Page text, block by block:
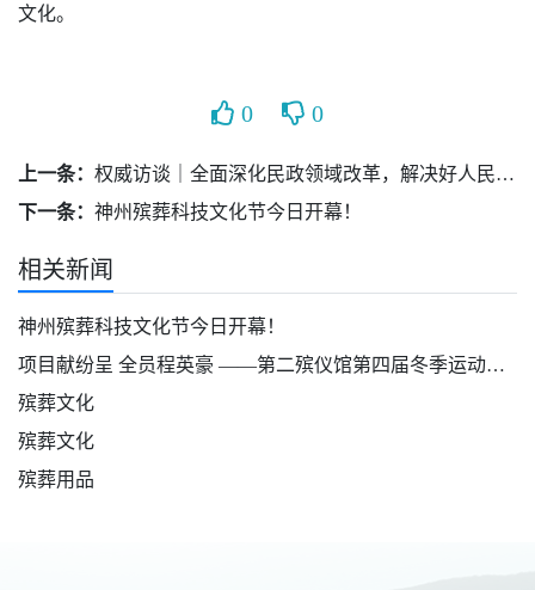
文化。
0 0
上一条： 权威访谈｜全面深化民政领域改革，解决好人民最关心最直接最现实的利益问题——访民政部党组书记、部长陆治原
下一条： 神州殡葬科技文化节今日开幕！
相关新闻
神州殡葬科技文化节今日开幕！
项目献纷呈 全员程英豪 ——第二殡仪馆第四届冬季运动会闭幕啦！
殡葬文化
殡葬文化
殡葬用品